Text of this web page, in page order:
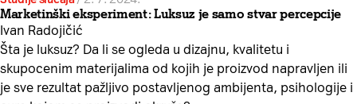
Marketinški eksperiment: Luksuz je samo stvar percepcije
Ivan Radojičić
Šta je luksuz? Da li se ogleda u dizajnu, kvalitetu i
skupocenim materijalima od kojih je proizvod napravljen ili
je sve rezultat pažljivo postavljenog ambijenta, psihologije i